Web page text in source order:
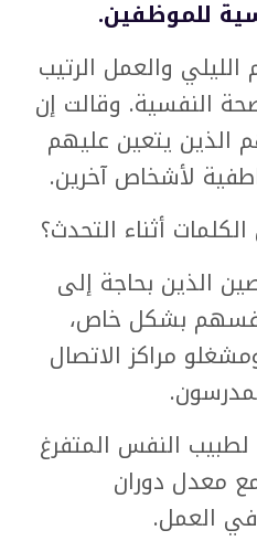
للموظفين.
الليلي والعمل الرتيب
النفسية. وقالت إن
الذين يتعين عليهم
لأشخاص آخرين.
أثناء التحدث؟
الذين بحاجة إلى
بشكل خاص،
مراكز الاتصال
النفس المتفرغ
معدل دوران
العمل.